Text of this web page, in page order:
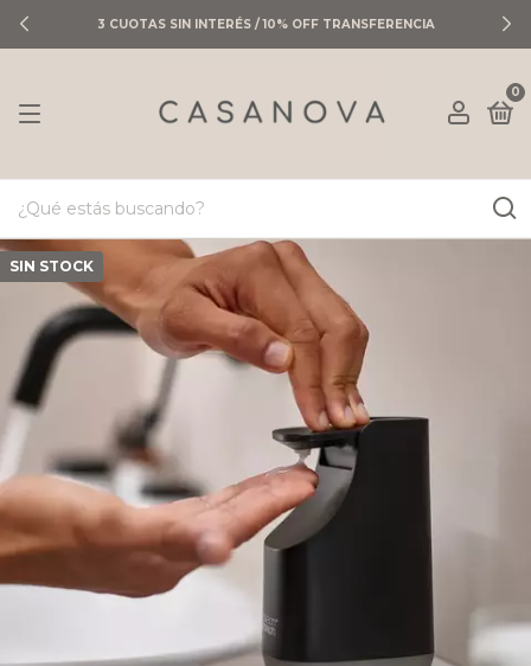
3 CUOTAS SIN INTERÉS / 10% OFF TRANSFERENCIA
0
SIN STOCK